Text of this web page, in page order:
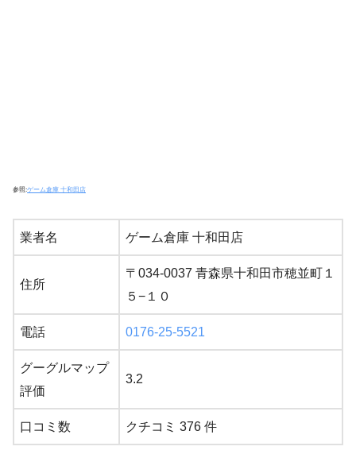
参照:ゲーム倉庫 十和田店
業者名 ゲーム倉庫 十和田店
住所
〒034-0037 青森県十和田市穂並町１
５−１０
電話 0176-25-5521
グーグルマップ
評価
3.2
口コミ数 クチコミ 376 件